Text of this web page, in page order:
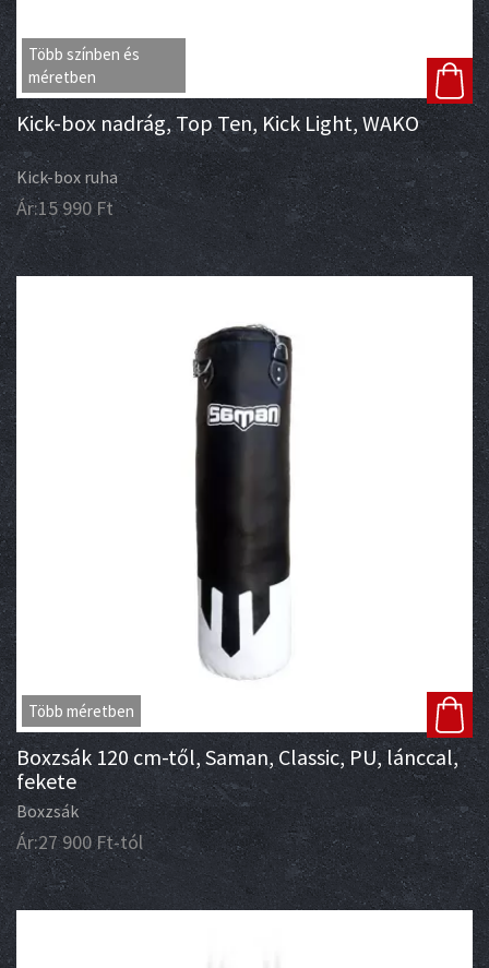
Több színben és
méretben
Kick-box nadrág, Top Ten, Kick Light, WAKO
Kick-box ruha
Ár:15 990Ft
Több méretben
Boxzsák 120 cm-től, Saman, Classic, PU, lánccal,
fekete
Boxzsák
Ár:27 900Ft-tól